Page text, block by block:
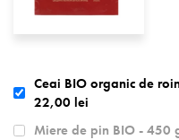
Ceai BIO organic de
22,00 lei
Miere de pin BIO - 450